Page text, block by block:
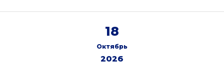
18
Октябрь
2026